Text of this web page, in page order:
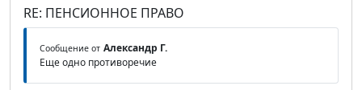
RE: ПЕНСИОННОЕ ПРАВО
Сообщение от Александр Г.
Еще одно противоречие